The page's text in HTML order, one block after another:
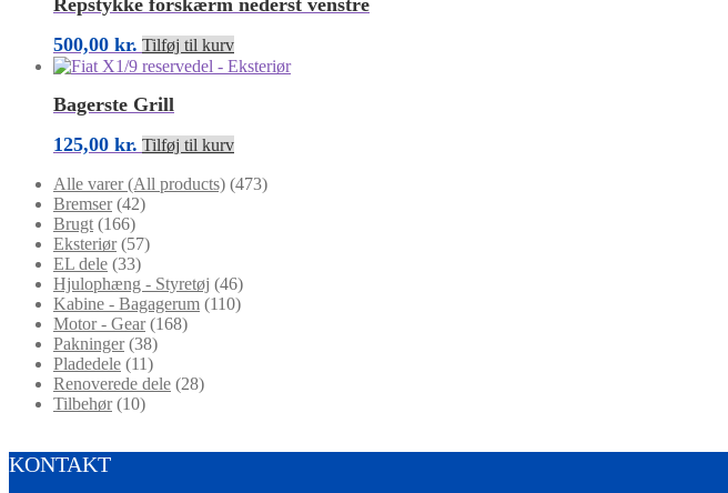
500,00 kr. Tilføj til kurv
Bagerste Grill
125,00 kr. Tilføj til kurv
Alle varer (All products) (473)
Bremser (42)
Brugt (166)
Eksteriør (57)
EL dele (33)
Hjulophæng - Styretøj (46)
Kabine - Bagagerum (110)
Motor - Gear (168)
Pakninger (38)
Pladedele (11)
Renoverede dele (28)
Tilbehør (10)
KONTAKT